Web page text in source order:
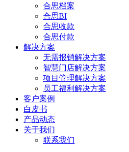
合思档案
合思BI
合思收款
合思付款
解决方案
无需报销解决方案
智慧门店解决方案
项目管理解决方案
员工福利解决方案
客户案例
白皮书
产品动态
关于我们
联系我们